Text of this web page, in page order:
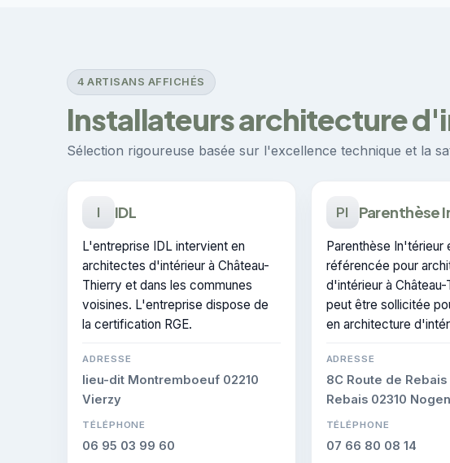
4 ARTISANS AFFICHÉS
Installateurs architecture
Sélection rigoureuse basée sur l'excellence technique et la
I IDL
L'entreprise IDL intervient en
architectes d'intérieur à Château-
Thierry et dans les communes
voisines. L'entreprise dispose de
la certification RGE.
ADRESSE
lieu-dit Montremboeuf 02210
Vierzy
TÉLÉPHONE
06 95 03 99 60
PI Parenthèse
Parenthèse In'térieur
référencée pour
d'intérieur à Château-
peut être sollicitée
en architecture
ADRESSE
8C Route de
Rebais 02310
TÉLÉPHONE
07 66 80 08 14